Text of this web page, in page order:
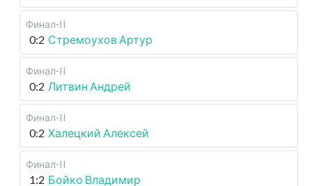
Финал-II
0:2 Стремоухов Артур
Финал-II
0:2 Литвин Андрей
Финал-II
0:2 Халецкий Алексей
Финал-II
1:2 Бойко Владимир